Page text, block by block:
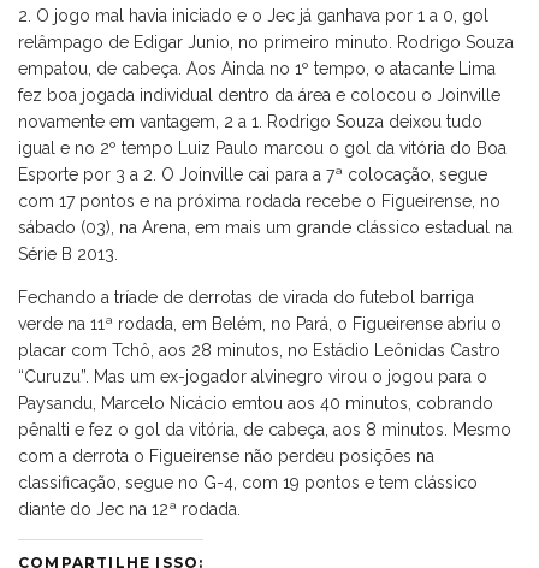
2. O jogo mal havia iniciado e o Jec já ganhava por 1 a 0, gol
relâmpago de Edigar Junio, no primeiro minuto. Rodrigo Souza
empatou, de cabeça. Aos Ainda no 1º tempo, o atacante Lima
fez boa jogada individual dentro da área e colocou o Joinville
novamente em vantagem, 2 a 1. Rodrigo Souza deixou tudo
igual e no 2º tempo Luiz Paulo marcou o gol da vitória do Boa
Esporte por 3 a 2. O Joinville cai para a 7ª colocação, segue
com 17 pontos e na próxima rodada recebe o Figueirense, no
sábado (03), na Arena, em mais um grande clássico estadual na
Série B 2013.
Fechando a tríade de derrotas de virada do futebol barriga
verde na 11ª rodada, em Belém, no Pará, o Figueirense abriu o
placar com Tchô, aos 28 minutos, no Estádio Leônidas Castro
“Curuzu”. Mas um ex-jogador alvinegro virou o jogou para o
Paysandu, Marcelo Nicácio emtou aos 40 minutos, cobrando
pênalti e fez o gol da vitória, de cabeça, aos 8 minutos. Mesmo
com a derrota o Figueirense não perdeu posições na
classificação, segue no G-4, com 19 pontos e tem clássico
diante do Jec na 12ª rodada.
COMPARTILHE ISSO: